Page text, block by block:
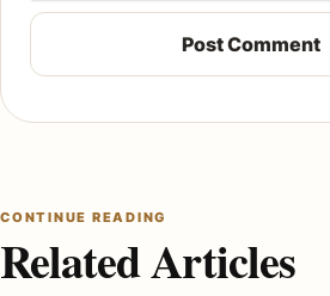
CONTINUE READING
Related Articles